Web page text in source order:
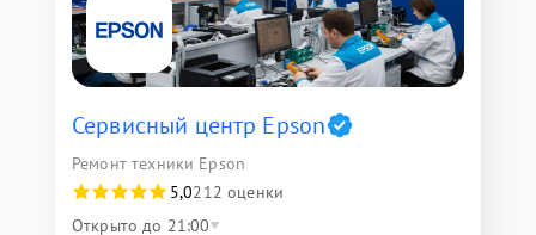
Сервисный центр Epson
Ремонт техники Epson
5,0212 оценки
Открыто до 21:00